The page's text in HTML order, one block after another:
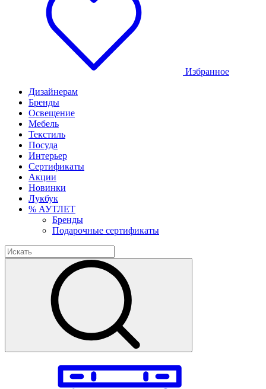
Избранное
Дизайнерам
Бренды
Освещение
Мебель
Текстиль
Посуда
Интерьер
Сертификаты
Акции
Новинки
Лукбук
% АУТЛЕТ
Бренды
Подарочные сертификаты